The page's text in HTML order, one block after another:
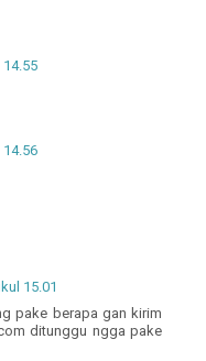
15.01
pake berapa gan kirim
ditunggu ngga pake